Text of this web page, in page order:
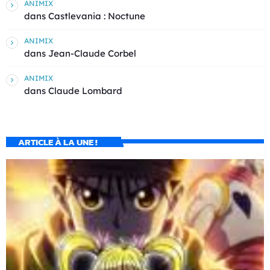
ANIMIX
dans Castlevania : Noctune
ANIMIX
dans Jean-Claude Corbel
ANIMIX
dans Claude Lombard
ARTICLE À LA UNE !